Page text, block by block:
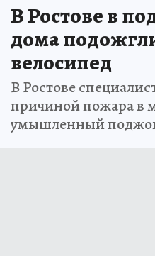
В Ростове в
дома
велосипед
В Ростове
причиной пожара в
умышленный